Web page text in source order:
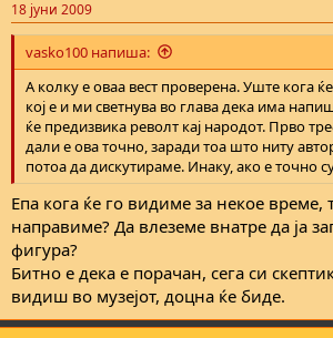
18 јуни 2009
vasko100 напиша:
А колку е оваа вест проверена. Уште кога
кој е и ми светнува во глава дека има
ќе предизвика револт кај народот. Прво
дали е ова точно, заради тоа што ниту
потоа да дискутираме. Инаку, ако е точно
Епа кога ќе го видиме за некое време,
направиме? Да влеземе внатре да ја
фигура?
Битно е дека е порачан, сега си
видиш во музејот, доцна ќе биде.